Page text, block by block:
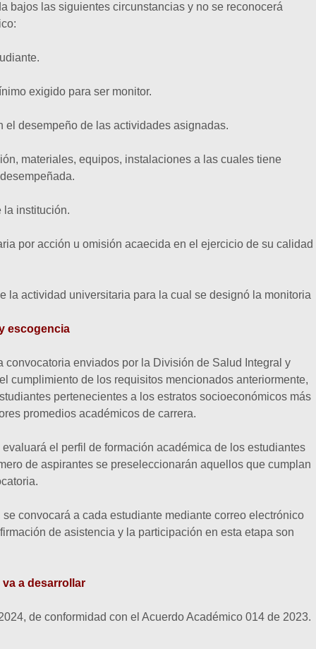
bajos las siguientes circunstancias y no se reconocerá
exigido para ser monitor.
el desempeño de las actividades asignadas.
materiales, equipos, instalaciones a las cuales tiene
la institución.
por acción u omisión acaecida en el ejercicio de su calidad
la actividad universitaria para la cual se designó la monitoria
escogencia
convocatoria enviados por la División de Salud Integral y
cumplimiento de los requisitos mencionados anteriormente,
pertenecientes a los estratos socioeconómicos más
promedios académicos de carrera.
el perfil de formación académica de los estudiantes
de aspirantes se preseleccionarán aquellos que cumplan
convocará a cada estudiante mediante correo electrónico
de asistencia y la participación en esta etapa son
a desarrollar
de conformidad con el Acuerdo Académico 014 de 2023.